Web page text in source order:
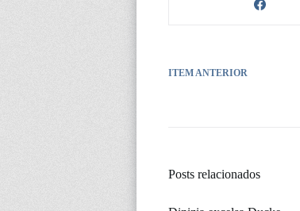
ITEM ANTERIOR
Posts relacionados